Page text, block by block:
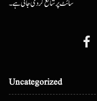
سائٹ پر شائع کردی جاتی ہے۔
Uncategorized